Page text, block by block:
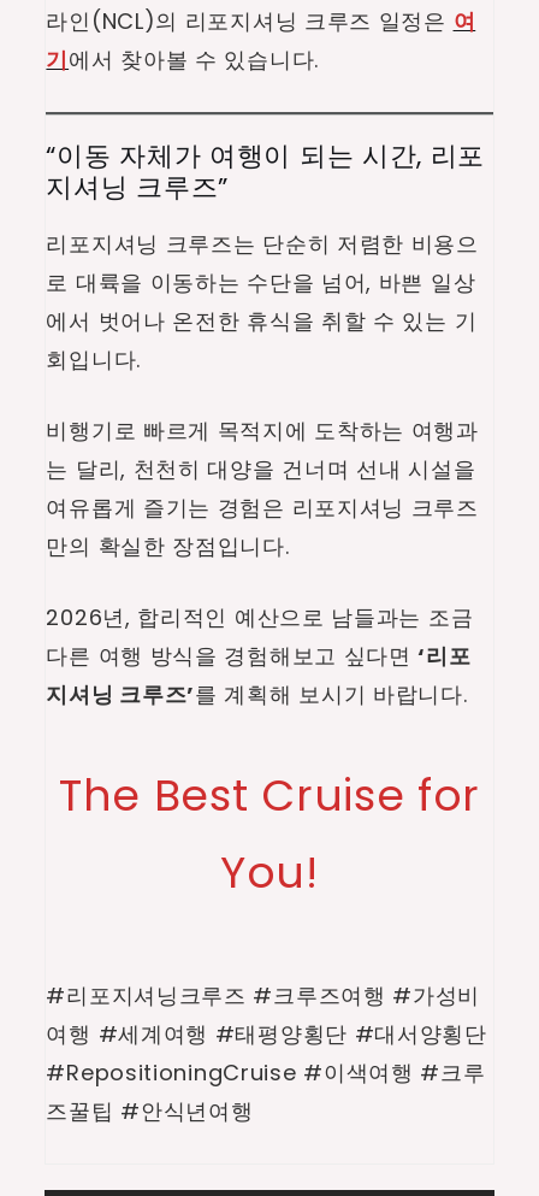
라인(NCL)의 리포지셔닝 크루즈 일정은 여
기에서 찾아볼 수 있습니다.
“이동 자체가 여행이 되는 시간, 리포
지셔닝 크루즈”
리포지셔닝 크루즈는 단순히 저렴한 비용으
로 대륙을 이동하는 수단을 넘어, 바쁜 일상
에서 벗어나 온전한 휴식을 취할 수 있는 기
회입니다.
비행기로 빠르게 목적지에 도착하는 여행과
는 달리, 천천히 대양을 건너며 선내 시설을
여유롭게 즐기는 경험은 리포지셔닝 크루즈
만의 확실한 장점입니다.
2026년, 합리적인 예산으로 남들과는 조금
다른 여행 방식을 경험해보고 싶다면‘리포
지셔닝 크루즈’를 계획해 보시기 바랍니다.
The Best Cruise for
You!
#리포지셔닝크루즈 #크루즈여행 #가성비
여행 #세계여행 #태평양횡단 #대서양횡단
#RepositioningCruise #이색여행 #크루
즈꿀팁 #안식년여행